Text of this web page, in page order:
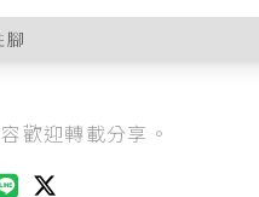
腳
工會有「不利益對待」
會「違反誠信協商」
歡迎轉載分享。